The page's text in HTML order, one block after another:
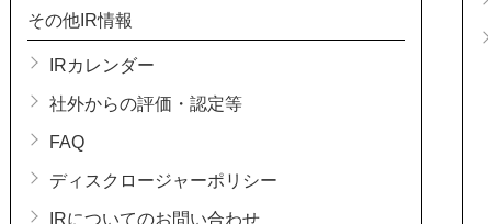
その他IR情報
IRカレンダー
社外からの評価・認定等
FAQ
ディスクロージャーポリシー
IRについてのお問い合わせ